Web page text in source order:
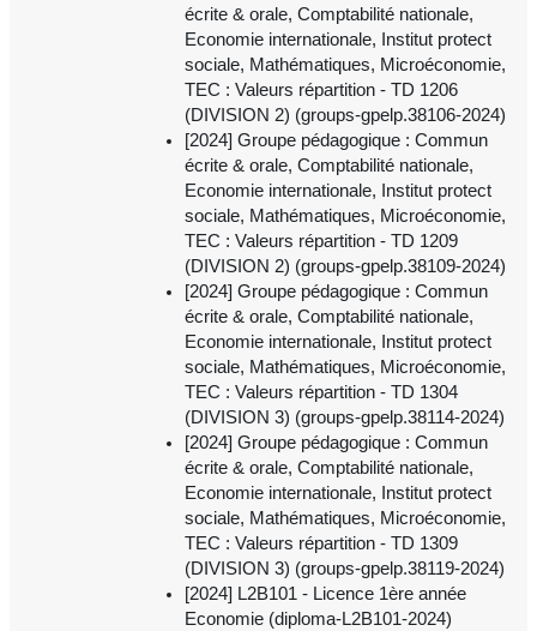
écrite & orale, Comptabilité nationale,
Economie internationale, Institut protect
sociale, Mathématiques, Microéconomie,
TEC : Valeurs répartition - TD 1206
(DIVISION 2) (groups-gpelp.38106-2024)
[2024] Groupe pédagogique : Commun
écrite & orale, Comptabilité nationale,
Economie internationale, Institut protect
sociale, Mathématiques, Microéconomie,
TEC : Valeurs répartition - TD 1209
(DIVISION 2) (groups-gpelp.38109-2024)
[2024] Groupe pédagogique : Commun
écrite & orale, Comptabilité nationale,
Economie internationale, Institut protect
sociale, Mathématiques, Microéconomie,
TEC : Valeurs répartition - TD 1304
(DIVISION 3) (groups-gpelp.38114-2024)
[2024] Groupe pédagogique : Commun
écrite & orale, Comptabilité nationale,
Economie internationale, Institut protect
sociale, Mathématiques, Microéconomie,
TEC : Valeurs répartition - TD 1309
(DIVISION 3) (groups-gpelp.38119-2024)
[2024] L2B101 - Licence 1ère année
Economie (diploma-L2B101-2024)